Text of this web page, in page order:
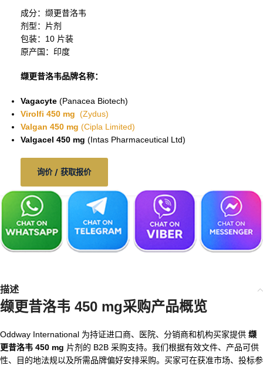
成分：缬更昔洛韦
剂型：片剂
包装：10 片装
原产国：印度
缬更昔洛韦品牌名称：
Vagacyte (Panacea Biotech)
Virolfi 450 mg (Zydus)
Valgan 450 mg (Cipla Limited)
Valgacel 450 mg (Intas Pharmaceutical Ltd)
询价 / 获取报价
描述
缬更昔洛韦 450 mg采购产品概览
Oddway International 为持证进口商、医院、分销商和机构买家提供 缬
更昔洛韦 450 mg 片剂的 B2B 采购支持。我们根据有效文件、产品可供
性、目的地法规以及所需品牌偏好安排采购。买家可在获准市场、投标参